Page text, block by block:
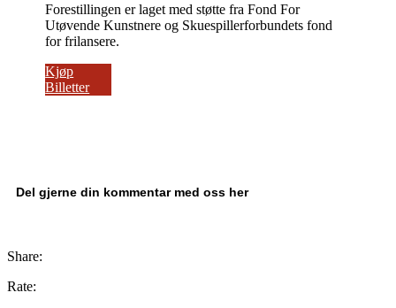
Forestillingen er laget med støtte fra Fond For
Utøvende Kunstnere og Skuespillerforbundets fond
for frilansere.
Kjøp
Billetter
Del gjerne din kommentar med oss her
Share:
Rate: